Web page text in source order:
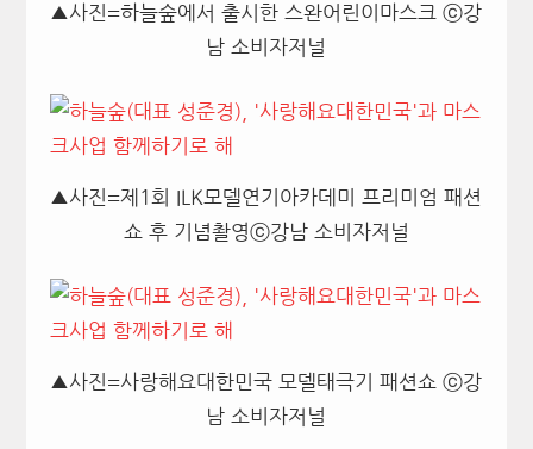
▲사진=하늘숲에서 출시한 스완어린이마스크 ⓒ강
남 소비자저널
▲사진=제1회 ILK모델연기아카데미 프리미엄 패션
쇼 후 기념촬영ⓒ강남 소비자저널
▲사진=사랑해요대한민국 모델태극기 패션쇼 ⓒ강
남 소비자저널